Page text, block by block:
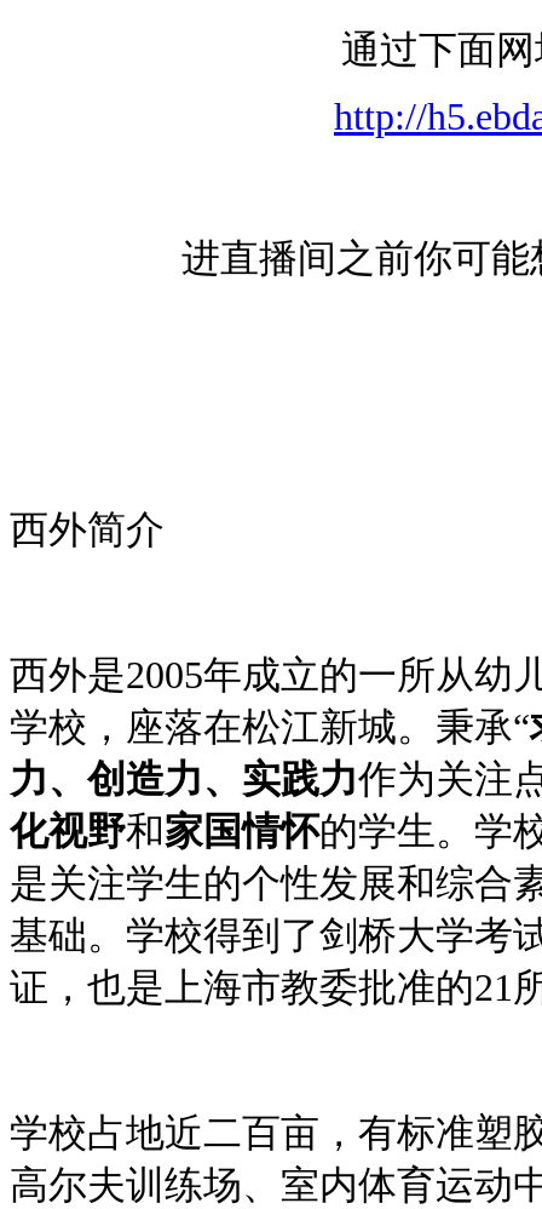
通过下面
http://
进直播间之前你可
西外简介
西外是2005年成立的一所从幼
学校，座落在松江新城。秉承“
力、创造力、实践力作为关注
化视野和家国情怀的学生。学
是关注学生的个性发展和综合
基础。学校得到了剑桥大学考
证，也是上海市教委批准的21
学校占地近二百亩，有标准塑
高尔夫训练场、室内体育运动